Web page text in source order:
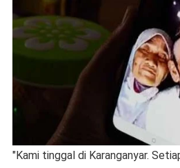
"Kami tinggal di Karanganyar.